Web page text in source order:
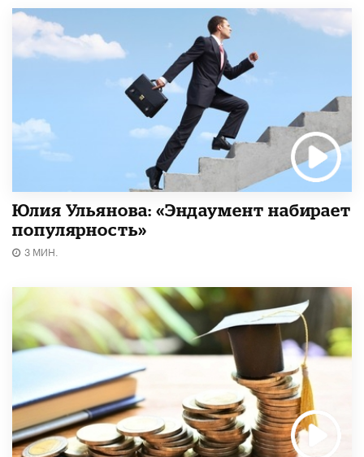
Юлия Ульянова: «Эндаумент набирает
популярность»
3 МИН.